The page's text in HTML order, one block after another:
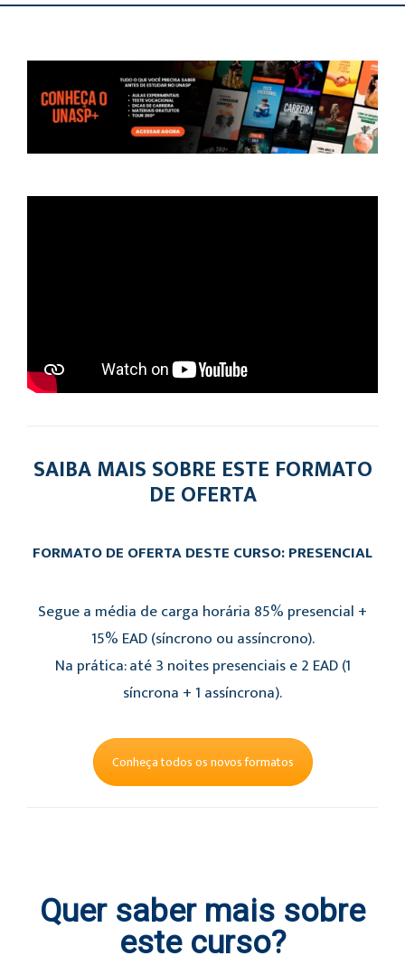
SAIBA MAIS SOBRE ESTE FORMATO
DE OFERTA
FORMATO DE OFERTA DESTE CURSO: PRESENCIAL
Segue a média de carga horária 85% presencial +
15% EAD (síncrono ou assíncrono).
Na prática: até 3 noites presenciais e 2 EAD (1
síncrona + 1 assíncrona).
Conheça todos os novos formatos
Quer saber mais sobre
este curso?